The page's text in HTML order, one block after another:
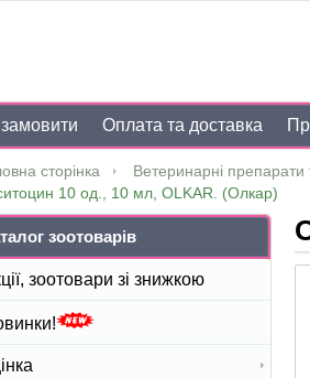
Оплата та доставка
сторінка
Ветеринарні препарати
10 од., 10 мл, OLKAR. (Олкар)
зоотоварів
зоотовари зі знижкою